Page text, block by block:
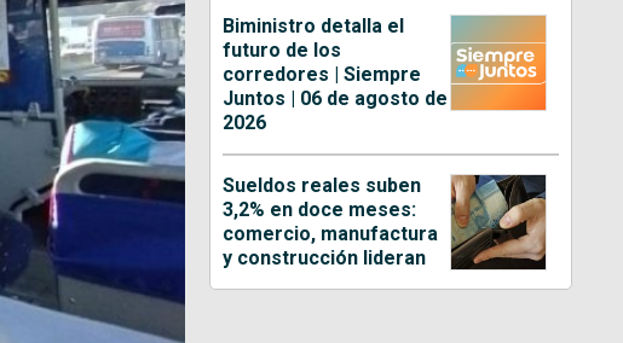
Biministro detalla el
futuro de los
corredores | Siempre
Juntos | 06 de agosto de
2026
Sueldos reales suben
3,2% en doce meses:
comercio, manufactura
y construcción lideran